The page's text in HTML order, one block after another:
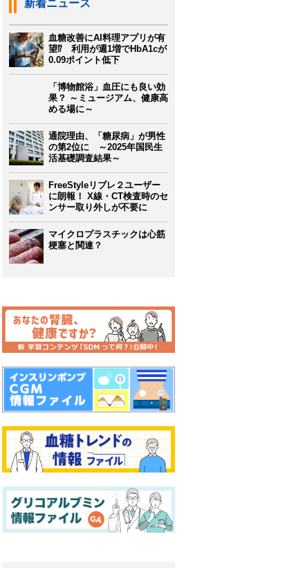
新着ニュース
血糖改善にAI料理アプリが有
望⁉ 利用が週1増でHbA1cが
0.09ポイント低下
「博物館浴」血圧にも良い効
果？ ～ミュージアム、健康高
める場に～
通院理由、「糖尿病」が男性
の第2位に ～2025年国民生
活基礎調査結果～
FreeStyleリブレ２ユーザー
に朗報！ X線・CT検査時のセ
ンサー取り外しが不要に
マイクロプラスチックは心筋
梗塞と関連？